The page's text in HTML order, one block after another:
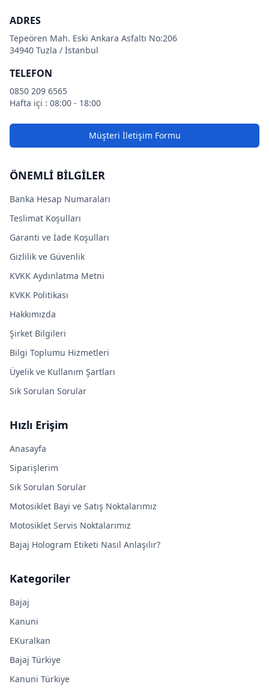
ADRES
Tepeören Mah. Eski Ankara Asfaltı No:206
34940 Tuzla / İstanbul
TELEFON
0850 209 6565
Hafta içi : 08:00 - 18:00
Müşteri İletişim Formu
ÖNEMLİ BİLGİLER
Banka Hesap Numaraları
Teslimat Koşulları
Garanti ve İade Koşulları
Gizlilik ve Güvenlik
KVKK Aydınlatma Metni
KVKK Politikası
Hakkımızda
Şirket Bilgileri
Bilgi Toplumu Hizmetleri
Üyelik ve Kullanım Şartları
Sık Sorulan Sorular
Hızlı Erişim
Anasayfa
Siparişlerim
Sık Sorulan Sorular
Motosiklet Bayi ve Satış Noktalarımız
Motosiklet Servis Noktalarımız
Bajaj Hologram Etiketi Nasıl Anlaşılır?
Kategoriler
Bajaj
Kanuni
EKuralkan
Bajaj Türkiye
Kanuni Türkiye